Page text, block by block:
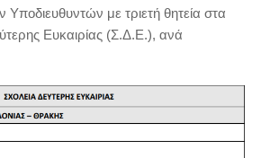
Υποδιευθυντών με τριετή θητεία στα
Ευκαιρίας (Σ.Δ.Ε.), ανά